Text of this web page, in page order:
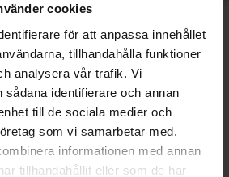
cookies
för att anpassa innehållet
tillhandahålla funktioner
analysera vår trafik. Vi
sådana identifierare och annan
till de sociala medier och
som vi samarbetar med.
informationen med annan
tillhandahållit eller som de har